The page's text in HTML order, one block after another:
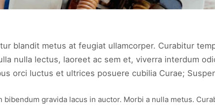
blandit metus at feugiat ullamcorper. Curabitur
nulla lectus, laoreet ac sem et, viverra interdum
orci luctus et ultrices posuere cubilia Curae;
gravida lacus in auctor. Morbi a nulla metus.